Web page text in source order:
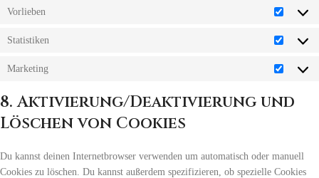
Vorlieben
Statistiken
Marketing
8. Aktivierung/Deaktivierung und
Löschen von Cookies
Du kannst deinen Internetbrowser verwenden um automatisch oder manuell
Cookies zu löschen. Du kannst außerdem spezifizieren, ob spezielle Cookies